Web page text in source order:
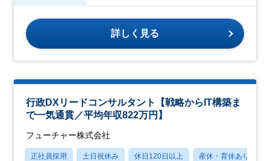
詳しく見る
行政DXリードコンサルタント【戦略からIT構築ま
で一気通貫／平均年収822万円】
フューチャー株式会社
正社員採用 土日祝休み 休日120日以上 産休・育休あり